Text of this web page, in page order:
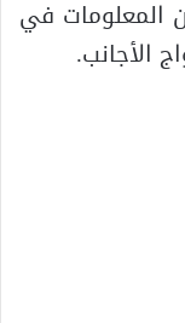
المعلومات في
الأجانب.